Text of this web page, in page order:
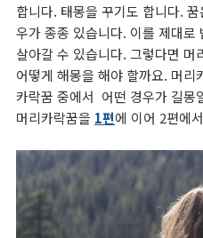
합니다. 태몽을 꾸기도 합니다.
우가 종종 있습니다. 이를 제대로
살아갈 수 있습니다. 그렇다면
어떻게 해몽을 해야 할까요. 머리
카락꿈 중에서 어떤 경우가 길몽
머리카락꿈을 1편에 이어 2편에